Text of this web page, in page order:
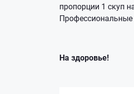
пропорции 1 скуп
На здоровье!